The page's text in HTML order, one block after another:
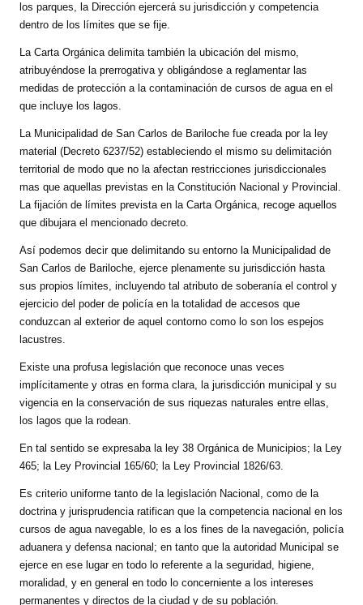
Ejecución Presupuestaria
NORMATIVA
Comunicaciones
Declaraciones
Resoluciones
Resoluciones de Presidencia
INSTITUCIONAL
Antiguos Pobladores
Noticias Destacadas
Datos Históricos
Premio al Mérito - Registro
Audiencias Públicas - Registro
Mujeres que Dejaron Huellas - Registro
Periodistas Decanos - Registro
Ciudadano Ilustre - Registro
Banca del Vecino - Registro
los parques, la Dirección ejercerá su jurisdicción y competencia
dentro de los límites que se fije.
La Carta Orgánica delimita también la ubicación del mismo,
atribuyéndose la prerrogativa y obligándose a reglamentar las
medidas de protección a la contaminación de cursos de agua en el
que incluye los lagos.
La Municipalidad de San Carlos de Bariloche fue creada por la ley
material (Decreto 6237/52) estableciendo el mismo su delimitación
territorial de modo que no la afectan restricciones jurisdiccionales
mas que aquellas previstas en la Constitución Nacional y Provincial.
La fijación de límites prevista en la Carta Orgánica, recoge aquellos
que dibujara el mencionado decreto.
Así podemos decir que delimitando su entorno la Municipalidad de
San Carlos de Bariloche, ejerce plenamente su jurisdicción hasta
sus propios límites, incluyendo tal atributo de soberanía el control y
ejercicio del poder de policía en la totalidad de accesos que
conduzcan al exterior de aquel contorno como lo son los espejos
lacustres.
Existe una profusa legislación que reconoce unas veces
implícitamente y otras en forma clara, la jurisdicción municipal y su
vigencia en la conservación de sus riquezas naturales entre ellas,
los lagos que la rodean.
En tal sentido se expresaba la ley 38 Orgánica de Municipios; la Ley
465; la Ley Provincial 165/60; la Ley Provincial 1826/63.
Es criterio uniforme tanto de la legislación Nacional, como de la
doctrina y jurisprudencia ratifican que la competencia nacional en los
cursos de agua navegable, lo es a los fines de la navegación, policía
aduanera y defensa nacional; en tanto que la autoridad Municipal se
ejerce en ese lugar en todo lo referente a la seguridad, higiene,
moralidad, y en general en todo lo concerniente a los intereses
permanentes y directos de la ciudad y de su población.